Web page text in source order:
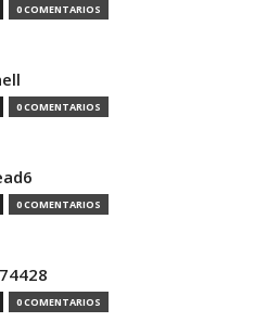
0 COMENTARIOS
0 COMENTARIOS
0 COMENTARIOS
0 COMENTARIOS